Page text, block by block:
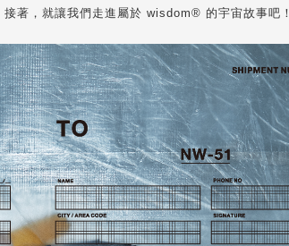
著，就讓我們走進屬於 wisdom® 的宇宙故事吧！